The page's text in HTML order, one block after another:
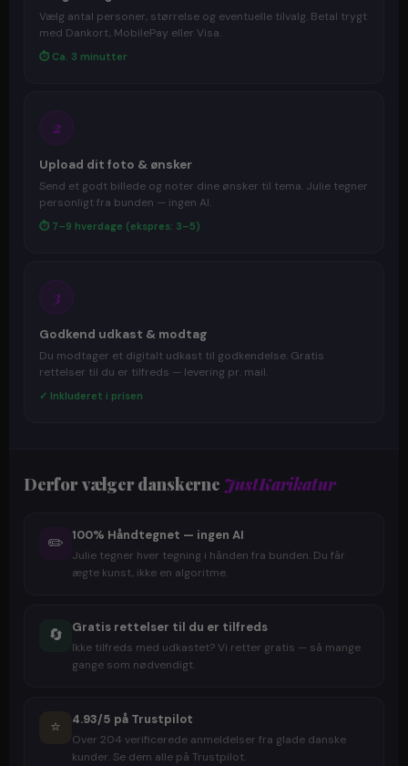
Vælg antal personer, størrelse og eventuelle tilvalg. Betal trygt
med Dankort, MobilePay eller Visa.
⏱ Ca. 3 minutter
2
Upload dit foto & ønsker
Send et godt billede og noter dine ønsker til tema. Julie tegner
personligt fra bunden — ingen AI.
⏱ 7–9 hverdage (ekspres: 3–5)
3
Godkend udkast & modtag
Du modtager et digitalt udkast til godkendelse. Gratis
rettelser til du er tilfreds — levering pr. mail.
✓ Inkluderet i prisen
Derfor vælger danskerne JustKarikatur
✏️ 100% Håndtegnet — ingen AI
Julie tegner hver tegning i hånden fra bunden. Du får
ægte kunst, ikke en algoritme.
🔄 Gratis rettelser til du er tilfreds
Ikke tilfreds med udkastet? Vi retter gratis — så mange
gange som nødvendigt.
⭐ 4.93/5 på Trustpilot
Over 204 verificerede anmeldelser fra glade danske
kunder. Se dem alle på Trustpilot.